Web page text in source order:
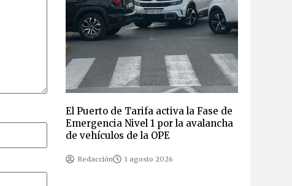
El Puerto de Tarifa activa la Fase de
Emergencia Nivel 1 por la avalancha
de vehículos de la OPE
Redacción 1 agosto 2026